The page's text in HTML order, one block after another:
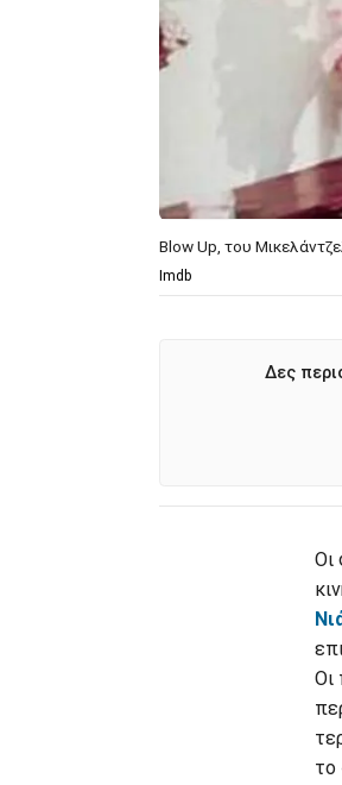
Blow Up, του
Imdb
Δες
Οι
Οι
το